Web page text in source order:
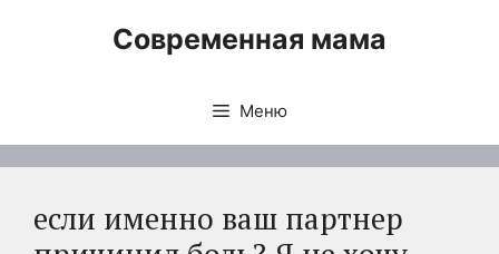
Современная мама
Меню
если именно ваш партнер